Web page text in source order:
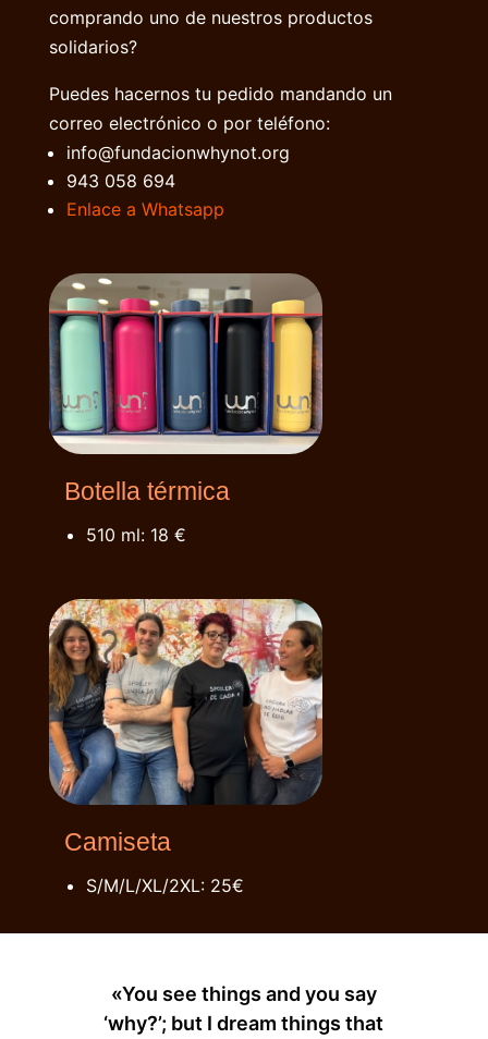
comprando uno de nuestros productos
solidarios?
Puedes hacernos tu pedido mandando un
correo electrónico o por teléfono:
info@fundacionwhynot.org
943 058 694
Enlace a Whatsapp
Botella térmica
510 ml: 18 €
Camiseta
S/M/L/XL/2XL: 25€
«You see things and you say
‘why?’; but I dream things that